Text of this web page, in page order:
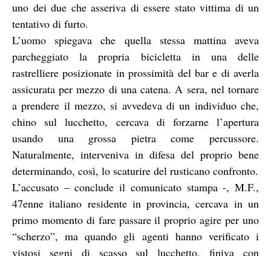
uno dei due che asseriva di essere stato vittima di un
tentativo di furto.
L’uomo spiegava che quella stessa mattina aveva
parcheggiato la propria bicicletta in una delle
rastrelliere posizionate in prossimità del bar e di averla
assicurata per mezzo di una catena. A sera, nel tornare
a prendere il mezzo, si avvedeva di un individuo che,
chino sul lucchetto, cercava di forzarne l’apertura
usando una grossa pietra come percussore.
Naturalmente, interveniva in difesa del proprio bene
determinando, così, lo scaturire del rusticano confronto.
L’accusato – conclude il comunicato stampa -, M.F.,
47enne italiano residente in provincia, cercava in un
primo momento di fare passare il proprio agire per uno
“scherzo”, ma quando gli agenti hanno verificato i
vistosi segni di scasso sul lucchetto, finiva con